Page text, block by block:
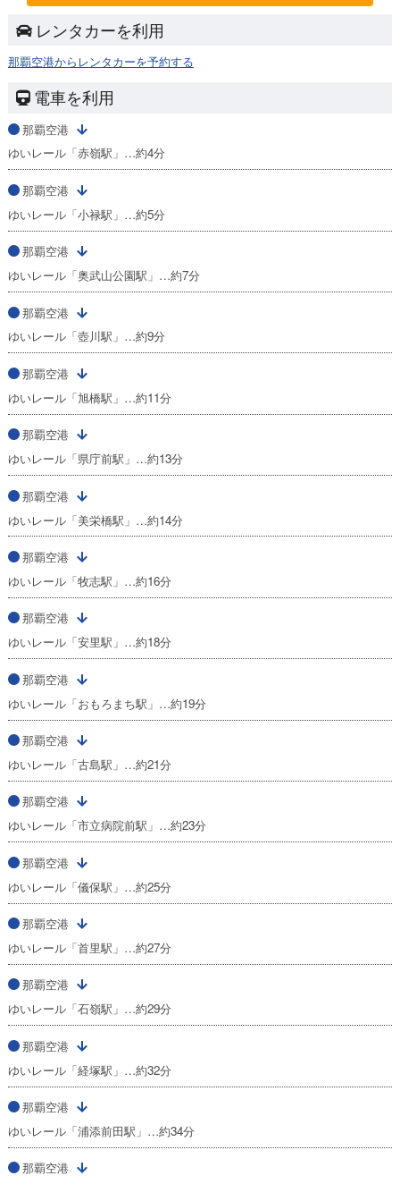
レンタカーを利用
那覇空港からレンタカーを予約する
電車を利用
那覇空港
ゆいレール「赤嶺駅」…約4分
那覇空港
ゆいレール「小禄駅」…約5分
那覇空港
ゆいレール「奥武山公園駅」…約7分
那覇空港
ゆいレール「壺川駅」…約9分
那覇空港
ゆいレール「旭橋駅」…約11分
那覇空港
ゆいレール「県庁前駅」…約13分
那覇空港
ゆいレール「美栄橋駅」…約14分
那覇空港
ゆいレール「牧志駅」…約16分
那覇空港
ゆいレール「安里駅」…約18分
那覇空港
ゆいレール「おもろまち駅」…約19分
那覇空港
ゆいレール「古島駅」…約21分
那覇空港
ゆいレール「市立病院前駅」…約23分
那覇空港
ゆいレール「儀保駅」…約25分
那覇空港
ゆいレール「首里駅」…約27分
那覇空港
ゆいレール「石嶺駅」…約29分
那覇空港
ゆいレール「経塚駅」…約32分
那覇空港
ゆいレール「浦添前田駅」…約34分
那覇空港